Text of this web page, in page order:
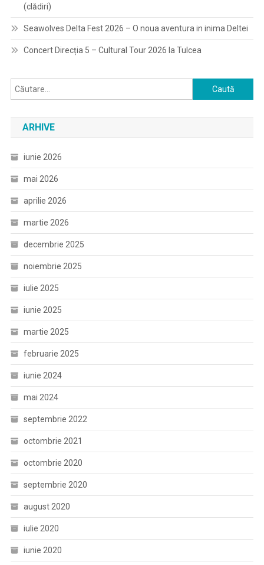
(clădiri)
Seawolves Delta Fest 2026 – O noua aventura in inima Deltei
Concert Direcția 5 – Cultural Tour 2026 la Tulcea
Caută
după:
ARHIVE
iunie 2026
mai 2026
aprilie 2026
martie 2026
decembrie 2025
noiembrie 2025
iulie 2025
iunie 2025
martie 2025
februarie 2025
iunie 2024
mai 2024
septembrie 2022
octombrie 2021
octombrie 2020
septembrie 2020
august 2020
iulie 2020
iunie 2020